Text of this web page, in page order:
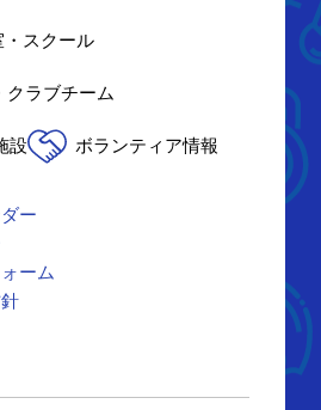
・スクール
クラブチーム
設
ボランティア情報
ー
ーム